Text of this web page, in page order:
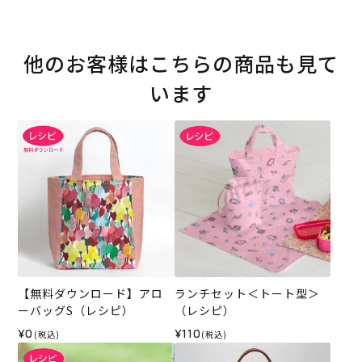
他のお客様はこちらの商品も見て
います
【無料ダウンロード】アロ
ーバッグS（レシピ）
¥0 (税込)
ランチセット＜トート型＞
（レシピ）
¥110 (税込)